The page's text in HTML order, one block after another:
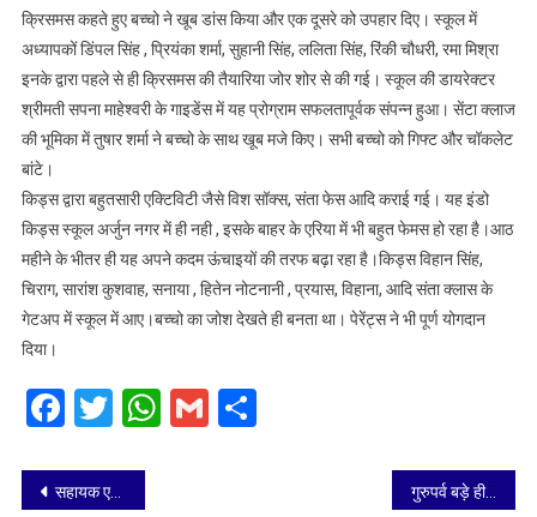
स्कूल
का
क्रिसमस
सेलिब्रेशन
धूमधाम
मनाया
क्रिसमस कहते हुए बच्चो ने खूब डांस किया और एक दूसरे को उपहार दिए। स्कूल में
अध्यापकों डिंपल सिंह , प्रियंका शर्मा, सुहानी सिंह, ललिता सिंह, रिंकी चौधरी, रमा मिश्रा
इनके द्वारा पहले से ही क्रिसमस की तैयारिया जोर शोर से की गई। स्कूल की डायरेक्टर
श्रीमती सपना माहेश्वरी के गाइडेंस में यह प्रोग्राम सफलतापूर्वक संपन्न हुआ। सेंटा क्लाज
की भूमिका में तुषार शर्मा ने बच्चो के साथ खूब मजे किए। सभी बच्चो को गिफ्ट और चॉकलेट
बांटे।
किड्स द्वारा बहुतसारी एक्टिविटी जैसे विश सॉक्स, संता फेस आदि कराई गई। यह इंडो
किड्स स्कूल अर्जुन नगर में ही नही , इसके बाहर के एरिया में भी बहुत फेमस हो रहा है।आठ
महीने के भीतर ही यह अपने कदम ऊंचाइयों की तरफ बढ़ा रहा है।किड्स विहान सिंह,
चिराग, सारांश कुशवाह, सनाया , हितेन नोटनानी , प्रयास, विहाना, आदि संता क्लास के
गेटअप में स्कूल में आए।बच्चो का जोश देखते ही बनता था। पेरेंट्स ने भी पूर्ण योगदान
दिया।
Facebook
Twitter
WhatsApp
GmailShare
Post
सहायक एवं अपर पुलिस आयुक्त कार्यपालक मजिस्ट्रेट के रूप में सुनवाई के लिए नियुक्त किए गुरुपर्व बड़े ही श्रद्धा और सत्कार के साथ मनाया गया